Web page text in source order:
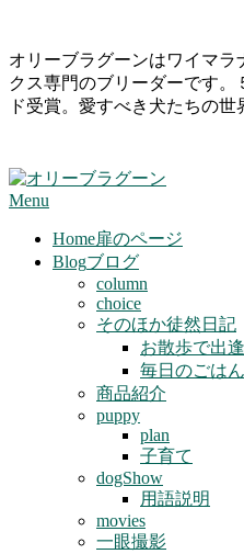
Skip
to
content
オリーブラグーンはワイマ
クス専門のブリーダーです
ド受賞。愛すべき犬たちの世
Primary
Menu
Menu
Home扉のページ
Blogブログ
column
choice
そのほか徒然日記
お散歩で出
毎日のごは
商品紹介
puppy
plan
子育て
dogShow
用語説明
movies
一眼撮影